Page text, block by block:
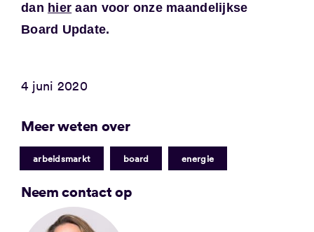
dan hier aan voor onze maandelijkse
Board Update.
4 juni 2020
Meer weten over
arbeidsmarkt board energie
Neem contact op